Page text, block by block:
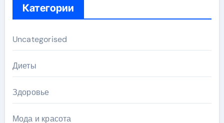
Категории
Uncategorised
Диеты
Здоровье
Мода и красота